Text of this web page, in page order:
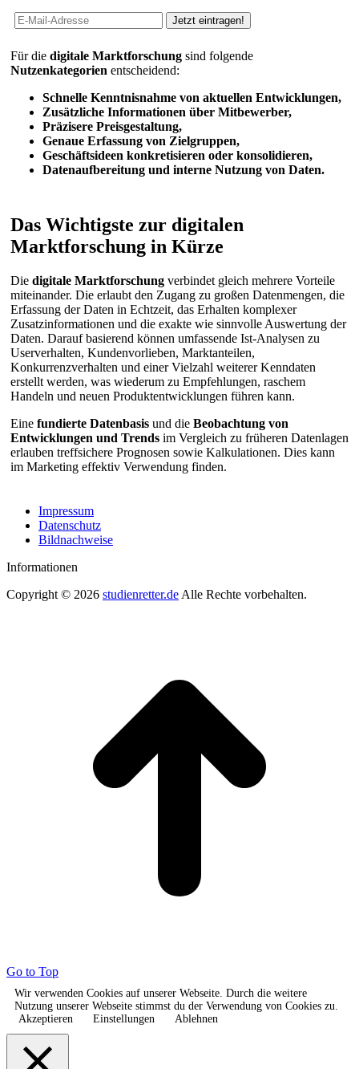
Für die digitale Marktforschung sind folgende
Nutzenkategorien entscheidend:
Schnelle Kenntnisnahme von aktuellen Entwicklungen,
Zusätzliche Informationen über Mitbewerber,
Präzisere Preisgestaltung,
Genaue Erfassung von Zielgruppen,
Geschäftsideen konkretisieren oder konsolidieren,
Datenaufbereitung und interne Nutzung von Daten.
Das Wichtigste zur digitalen
Marktforschung in Kürze
Die digitale Marktforschung verbindet gleich mehrere Vorteile
miteinander. Die erlaubt den Zugang zu großen Datenmengen, die
Erfassung der Daten in Echtzeit, das Erhalten komplexer
Zusatzinformationen und die exakte wie sinnvolle Auswertung der
Daten. Darauf basierend können umfassende Ist-Analysen zu
Userverhalten, Kundenvorlieben, Marktanteilen,
Konkurrenzverhalten und einer Vielzahl weiterer Kenndaten
erstellt werden, was wiederum zu Empfehlungen, raschem
Handeln und neuen Produktentwicklungen führen kann.
Eine fundierte Datenbasis und die Beobachtung von
Entwicklungen und Trends im Vergleich zu früheren Datenlagen
erlauben treffsichere Prognosen sowie Kalkulationen. Dies kann
im Marketing effektiv Verwendung finden.
Impressum
Datenschutz
Bildnachweise
Informationen
Copyright © 2026 studienretter.de Alle Rechte vorbehalten.
Go to Top
Wir verwenden Cookies auf unserer Webseite. Durch die weitere
Nutzung unserer Webseite stimmst du der Verwendung von Cookies zu.
Akzeptieren
Einstellungen Ablehnen